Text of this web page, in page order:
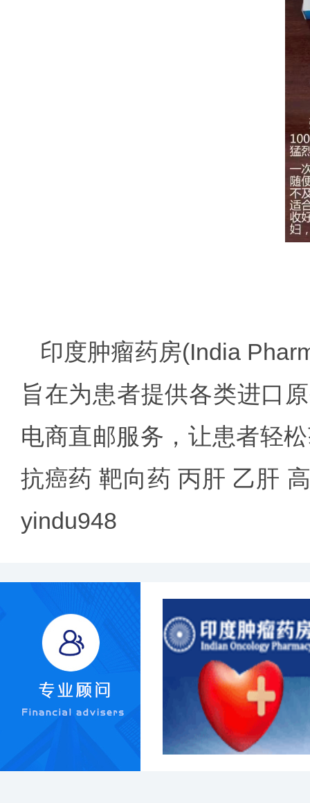
印度肿瘤药房(India
旨在为患者提供各类进口
电商直邮服务，让患者轻
抗癌药 靶向药 丙肝 乙肝
yindu948